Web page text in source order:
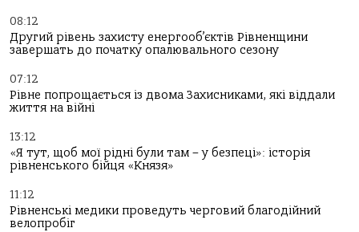
08:12
Другий рівень захисту енергооб’єктів Рівненщини
завершать до початку опалювального сезону
07:12
Рівне попрощається із двома Захисниками, які віддали
життя на війні
13:12
«Я тут, щоб мої рідні були там – у безпеці»: історія
рівненського бійця «Князя»
11:12
Рівненські медики проведуть черговий благодійний
велопробіг